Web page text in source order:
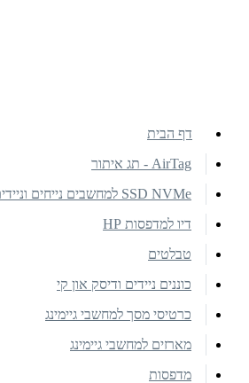
דף הבית
AirTag - תג איתור
SSD NVMe למחשבים נייחים וניידים
דיו למדפסות HP
טבלטים
כוננים ניידים ודיסק און קי
כרטיסי מסך למחשבי גיימינג
מארזים למחשבי גיימינג
מדפסות